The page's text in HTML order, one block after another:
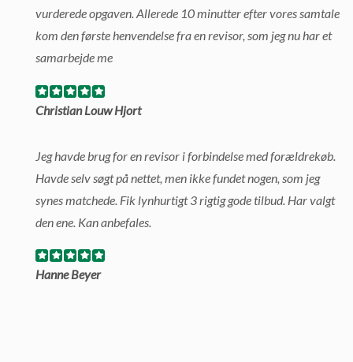
vurderede opgaven. Allerede 10 minutter efter vores samtale
kom den første henvendelse fra en revisor, som jeg nu har et
samarbejde me
Christian Louw Hjort
Jeg havde brug for en revisor i forbindelse med forældrekøb.
Havde selv søgt på nettet, men ikke fundet nogen, som jeg
synes matchede. Fik lynhurtigt 3 rigtig gode tilbud. Har valgt
den ene. Kan anbefales.
Hanne Beyer